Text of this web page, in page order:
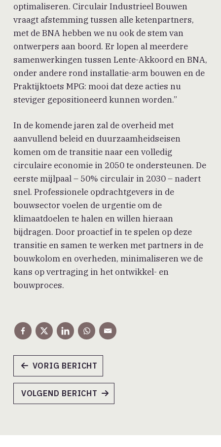
optimaliseren. Circulair Industrieel Bouwen
vraagt afstemming tussen alle ketenpartners,
met de BNA hebben we nu ook de stem van
ontwerpers aan boord. Er lopen al meerdere
samenwerkingen tussen Lente-Akkoord en BNA,
onder andere rond installatie-arm bouwen en de
Praktijktoets MPG: mooi dat deze acties nu
steviger gepositioneerd kunnen worden.”
In de komende jaren zal de overheid met
aanvullend beleid en duurzaamheidseisen
komen om de transitie naar een volledig
circulaire economie in 2050 te ondersteunen. De
eerste mijlpaal – 50% circulair in 2030 – nadert
snel. Professionele opdrachtgevers in de
bouwsector voelen de urgentie om de
klimaatdoelen te halen en willen hieraan
bijdragen. Door proactief in te spelen op deze
transitie en samen te werken met partners in de
bouwkolom en overheden, minimaliseren we de
kans op vertraging in het ontwikkel- en
bouwproces.
VORIG BERICHT
VOLGEND BERICHT